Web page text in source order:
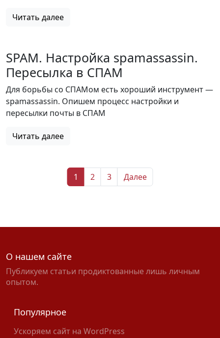
Читать далее
SPAM. Настройка spamassassin.
Пересылка в СПАМ
Для борьбы со СПАМом есть хороший инструмент —
spamassassin. Опишем процесс настройки и
пересылки почты в СПАМ
Читать далее
1 2 3 Далее
О нашем сайте
Публикуем статьи продиктованные лишь личным
опытом.
Популярное
Ускоряем сайт на WordPress